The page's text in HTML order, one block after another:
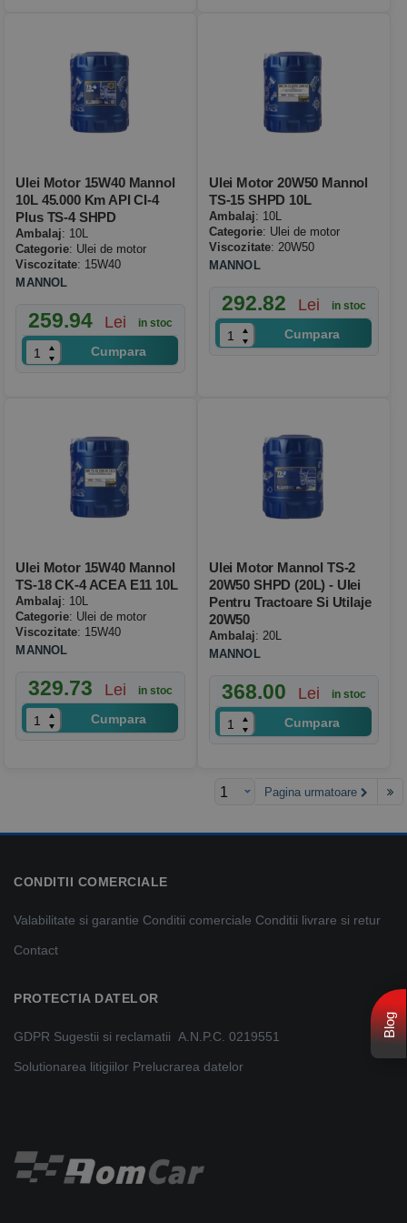
Ulei Motor 15W40 Mannol
10L 45.000 Km API CI-4
Plus TS-4 SHPD
Ambalaj: 10L
Categorie: Ulei de motor
Viscozitate: 15W40
MANNOL
259.94 Lei in stoc
Cumpara
Ulei Motor 20W50 Mannol
TS-15 SHPD 10L
Ambalaj: 10L
Categorie: Ulei de motor
Viscozitate: 20W50
MANNOL
292.82 Lei in stoc
Cumpara
Ulei Motor 15W40 Mannol
TS-18 CK-4 ACEA E11 10L
Ambalaj: 10L
Categorie: Ulei de motor
Viscozitate: 15W40
MANNOL
329.73 Lei in stoc
Cumpara
Ulei Motor Mannol TS-2
20W50 SHPD (20L) - Ulei
Pentru Tractoare Si Utilaje
20W50
Ambalaj: 20L
MANNOL
368.00 Lei in stoc
Cumpara
Pagina urmatoare
CONDITII COMERCIALE
Valabilitate si garantie Conditii comerciale Conditii livrare si retur
Contact
PROTECTIA DATELOR
GDPR Sugestii si reclamatii A.N.P.C. 0219551
Solutionarea litigiilor Prelucrarea datelor
Blog